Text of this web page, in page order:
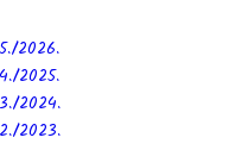
2026.
2025.
2024.
2023.